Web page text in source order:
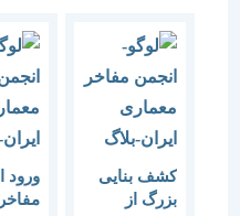
کشف بنایی
بزرگ از
ورود انجمن